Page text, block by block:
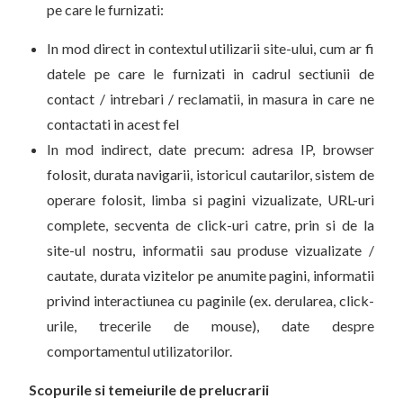
pe care le furnizati:
In mod direct in contextul utilizarii site-ului, cum ar fi
datele pe care le furnizati in cadrul sectiunii de
contact / intrebari / reclamatii, in masura in care ne
contactati in acest fel
In mod indirect, date precum: adresa IP, browser
folosit, durata navigarii, istoricul cautarilor, sistem de
operare folosit, limba si pagini vizualizate, URL-uri
complete, secventa de click-uri catre, prin si de la
site-ul nostru, informatii sau produse vizualizate /
cautate, durata vizitelor pe anumite pagini, informatii
privind interactiunea cu paginile (ex. derularea, click-
urile, trecerile de mouse), date despre
comportamentul utilizatorilor.
Scopurile si temeiurile de prelucrarii